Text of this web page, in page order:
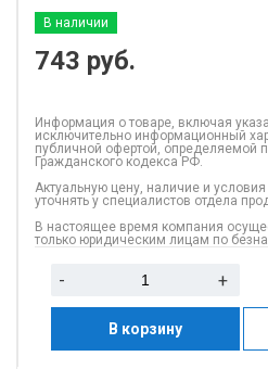
В наличии
743 руб.
Информация о товаре, включая
исключительно информационный
публичной офертой, определяемой
Гражданского кодекса РФ.
Актуальную цену, наличие и
уточнять у специалистов отдела
В настоящее время компания
только юридическим лицам по
- +
В корзину